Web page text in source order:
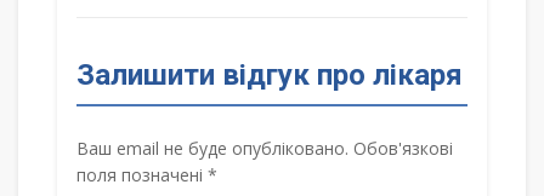
Залишити відгук про лікаря
Ваш email не буде опубліковано. Обов'язкові
поля позначені *